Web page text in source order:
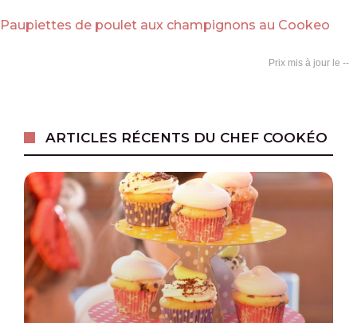
Paupiettes de poulet aux champignons au Cookeo
--
ARTICLES RÉCENTS DU CHEF COOKÉO